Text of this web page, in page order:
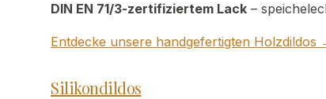
DIN EN 71/3-zertifiziertem Lack –
Entdecke unsere handgefertigten Holzdildos
Silikondildos